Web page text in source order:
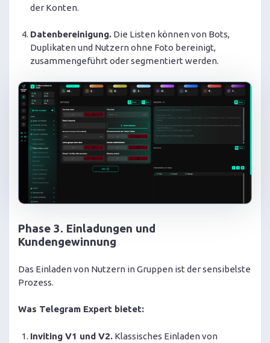
der Konten.
Datenbereinigung. Die Listen können von Bots,
Duplikaten und Nutzern ohne Foto bereinigt,
zusammengeführt oder segmentiert werden.
Phase 3. Einladungen und
Kundengewinnung
Das Einladen von Nutzern in Gruppen ist der sensibelste
Prozess.
Was Telegram Expert bietet:
Inviting V1 und V2. Klassisches Einladen von